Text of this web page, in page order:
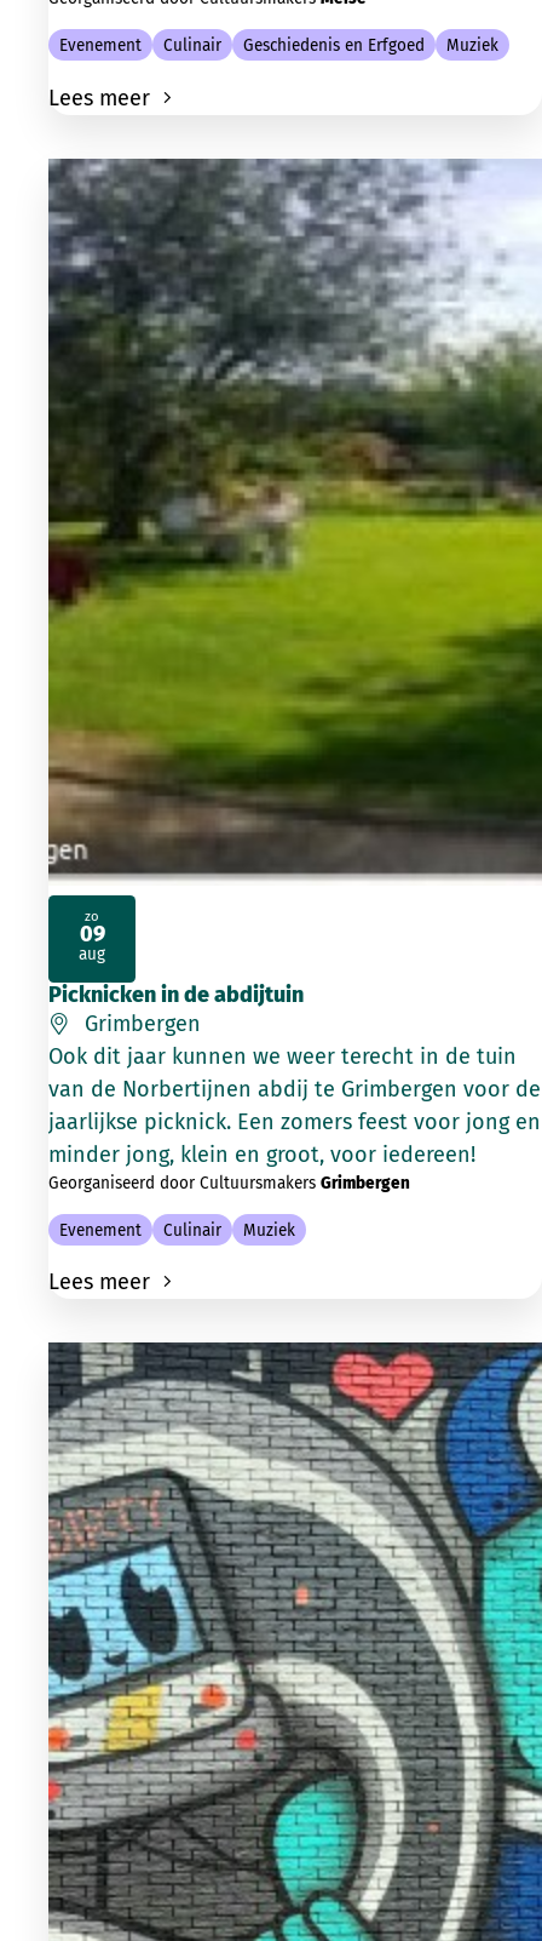
Evenement Culinair Geschiedenis en Erfgoed Muziek
Lees meer
Picknicken in de abdijtuin
Grimbergen
Ook dit jaar kunnen we weer terecht in de tuin
van de Norbertijnen abdij te Grimbergen voor de
jaarlijkse picknick. Een zomers feest voor jong en
minder jong, klein en groot, voor iedereen!
Georganiseerd door Cultuursmakers Grimbergen
Evenement Culinair Muziek
Lees meer
zo
09
aug
2026